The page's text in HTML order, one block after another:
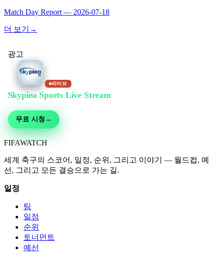
Match Day Report — 2026-07-18
더 보기 →
광고
라이브
Skypiea Sports Live Stream
무료 시청 →
FIFAWATCH
세계 축구의 스코어, 일정, 순위, 그리고 이야기 — 월드컵, 예
선, 그리고 모든 결승으로 가는 길.
일정
팀
일정
순위
토너먼트
예선